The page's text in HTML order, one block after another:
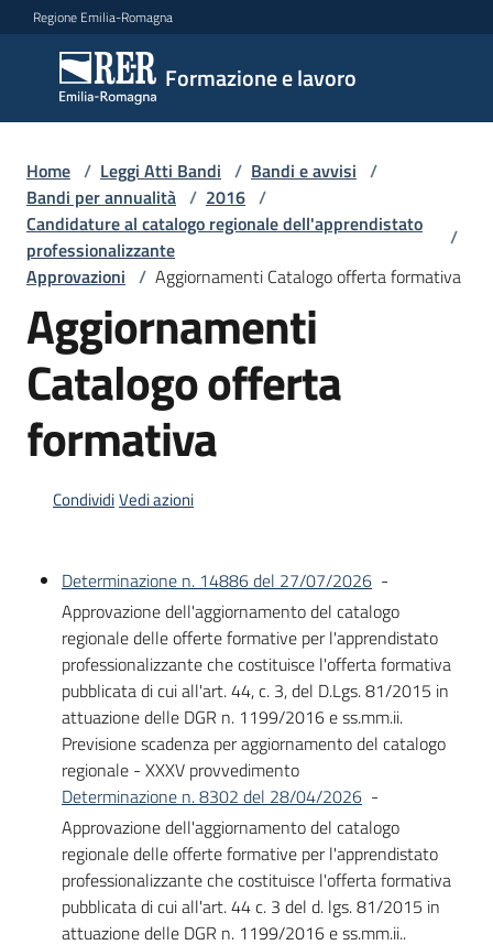
Vai al contenuto
Vai alla navigazione
Vai al footer
Regione Emilia-Romagna
Formazione e lavoro
Formazione
e lavoro
Argomenti
Novità
Servizi
Leggi
Bandi
Programmi
Progetti
Fondo
sociale
europeo
Home / Leggi Atti Bandi / Bandi e avvisi /
Bandi per annualità / 2016 /
Candidature al catalogo regionale dell'apprendistato
professionalizzante
/
Approvazioni / Aggiornamenti Catalogo offerta formativa
Aggiornamenti
Catalogo offerta
formativa
CondividiVedi azioni
Determinazione n. 14886 del 27/07/2026 -
Approvazione dell'aggiornamento del catalogo
regionale delle offerte formative per l'apprendistato
professionalizzante che costituisce l'offerta formativa
pubblicata di cui all'art. 44, c. 3, del D.Lgs. 81/2015 in
attuazione delle DGR n. 1199/2016 e ss.mm.ii.
Previsione scadenza per aggiornamento del catalogo
regionale - XXXV provvedimento
Determinazione n. 8302 del 28/04/2026 -
Approvazione dell'aggiornamento del catalogo
regionale delle offerte formative per l'apprendistato
professionalizzante che costituisce l'offerta formativa
pubblicata di cui all'art. 44 c. 3 del d. lgs. 81/2015 in
attuazione delle DGR n. 1199/2016 e ss.mm.ii..